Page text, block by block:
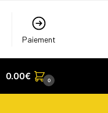
Paiement
0.00€ 0